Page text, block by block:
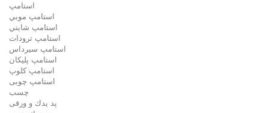
استامپ
استامپ موبي
استامپ شايني
استامپ ترودات
استامپ سيرداس
استامپ پلیکان
استامپ کلوپ
استامپ چوبی
چسب
پد يدك و ورقی